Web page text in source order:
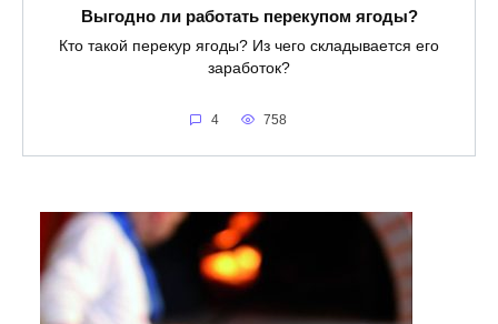
Выгодно ли работать перекупом ягоды?
Кто такой перекур ягоды? Из чего складывается его
заработок?
4 758